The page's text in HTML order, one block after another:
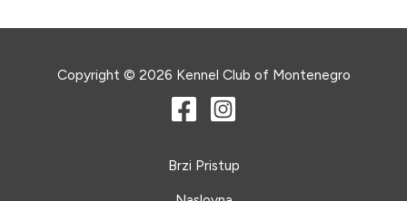
Copyright © 2026 Kennel Club of Montenegro
Brzi Pristup